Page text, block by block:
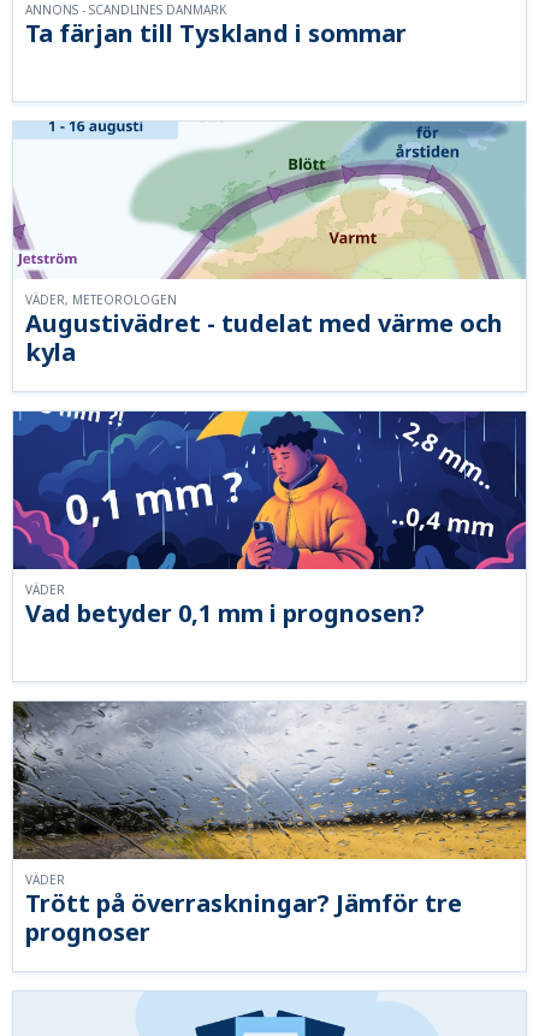
Ta färjan till Tyskland i sommar
ANNONS - SCANDLINES DANMARK
Augustivädret - tudelat med värme och
kyla
VÄDER, METEOROLOGEN
Vad betyder 0,1 mm i prognosen?
VÄDER
Trött på överraskningar? Jämför tre
prognoser
VÄDER